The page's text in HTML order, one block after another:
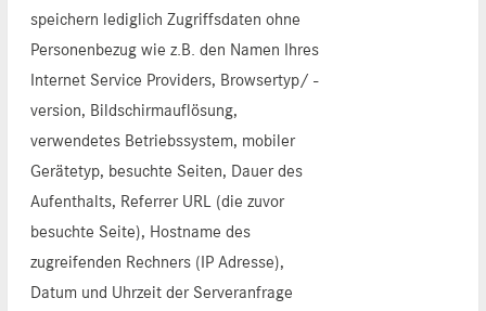
speichern lediglich Zugriffsdaten ohne
Personenbezug wie z.B. den Namen Ihres
Internet Service Providers, Browsertyp/ -
version, Bildschirmauflösung,
verwendetes Betriebssystem, mobiler
Gerätetyp, besuchte Seiten, Dauer des
Aufenthalts, Referrer URL (die zuvor
besuchte Seite), Hostname des
zugreifenden Rechners (IP Adresse),
Datum und Uhrzeit der Serveranfrage